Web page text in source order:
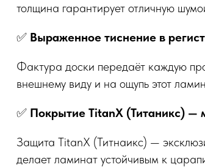
толщина гарантирует отличную
✅ Выраженное тиснение в
Фактура доски передаёт каждую
внешнему виду и на ощупь этот
✅ Покрытие TitanX (Титаникс) —
Защита TitanX (Титнаикс) —
делает ламинат устойчивым к